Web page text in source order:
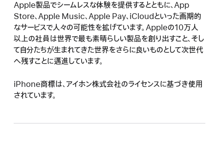
Apple製品でシームレスな体験を提供するとともに、App
Store、Apple Music、Apple Pay、iCloudといった画期的
なサービスで人々の可能性を拡げています。Appleの10万人
以上の社員は世界で最も素晴らしい製品を創り出すこと、そし
て自分たちが生まれてきた世界をさらに良いものとして次世代
へ残すことに邁進しています。
iPhone商標は、アイホン株式会社のライセンスに基づき使用
されています。